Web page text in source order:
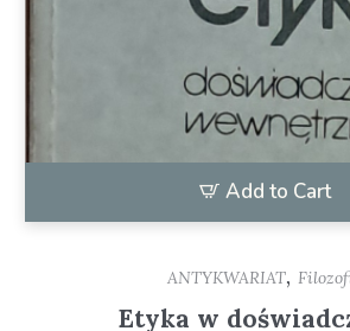
Add to Cart
ANTYKWARIAT,
Etyka w